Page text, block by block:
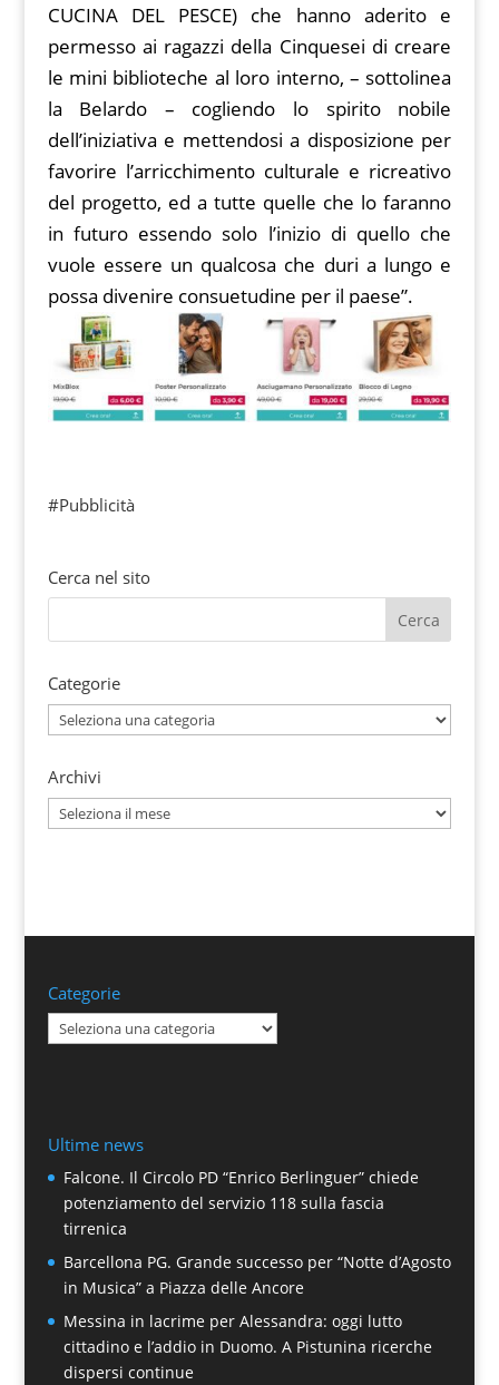
CUCINA DEL PESCE) che hanno aderito e
permesso ai ragazzi della Cinquesei di creare
le mini biblioteche al loro interno, – sottolinea
la Belardo – cogliendo lo spirito nobile
dell’iniziativa e mettendosi a disposizione per
favorire l’arricchimento culturale e ricreativo
del progetto, ed a tutte quelle che lo faranno
in futuro essendo solo l’inizio di quello che
vuole essere un qualcosa che duri a lungo e
possa divenire consuetudine per il paese”.
#Pubblicità
Cerca nel sito
Categorie
Categorie
Archivi
Archivi
Categorie
Categorie
Ultime news
Falcone. Il Circolo PD “Enrico Berlinguer” chiede
potenziamento del servizio 118 sulla fascia
tirrenica
Barcellona PG. Grande successo per “Notte d’Agosto
in Musica” a Piazza delle Ancore
Messina in lacrime per Alessandra: oggi lutto
cittadino e l’addio in Duomo. A Pistunina ricerche
dispersi continue